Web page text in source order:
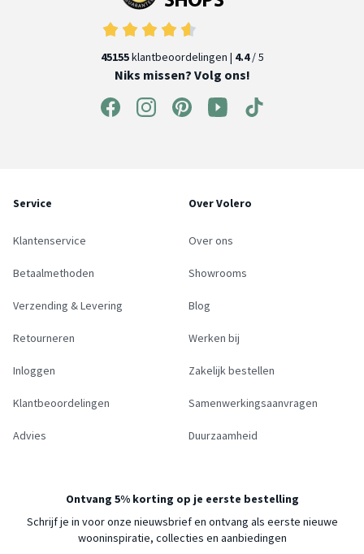
45155klantbeoordelingen | 4.4/ 5
Niks missen? Volg ons!
Service
Klantenservice
Betaalmethoden
Verzending & Levering
Retourneren
Inloggen
Klantbeoordelingen
Advies
Over Volero
Over ons
Showrooms
Blog
Werken bij
Zakelijk bestellen
Samenwerkingsaanvragen
Duurzaamheid
Ontvang 5% korting op je eerste bestelling
Schrijf je in voor onze nieuwsbrief en ontvang als eerste nieuwe
wooninspiratie, collecties en aanbiedingen